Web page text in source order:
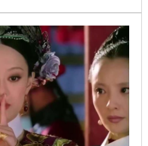
怕連果郡王見了都要瞬間淪
位枕邊人。（記者唐家興）